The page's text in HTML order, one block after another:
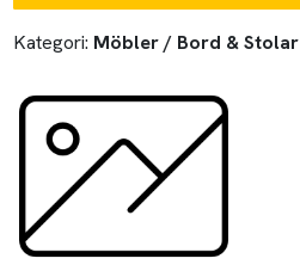
Kategori: Möbler / Bord & Stolar